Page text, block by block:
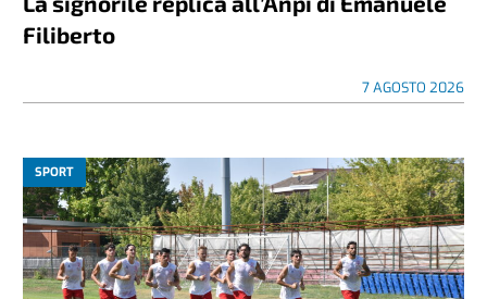
Filiberto
7 AGOSTO 2026
SPORT